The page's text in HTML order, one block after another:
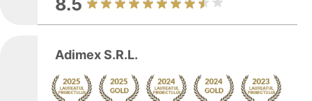
8.5
Adimex S.R.L.